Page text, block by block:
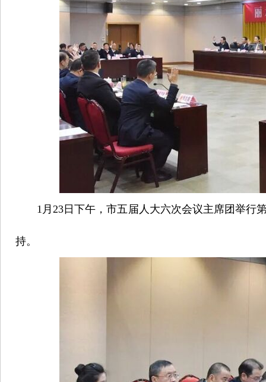
1月23日下午，市五届人大六次会议主席团举行
持。